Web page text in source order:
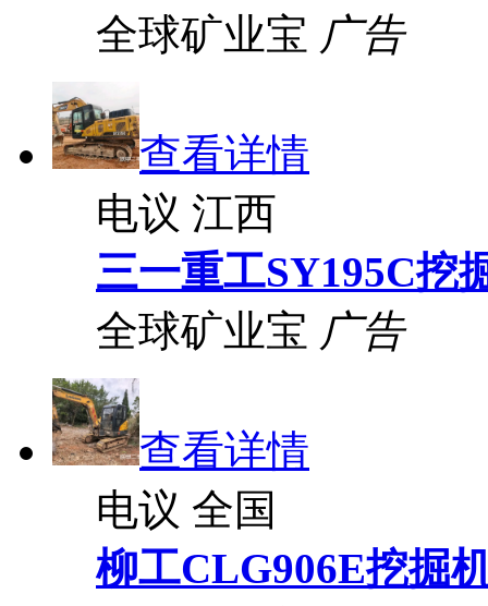
全球矿业宝 广告
查看详情
电议 江西
三一重工SY195C挖
全球矿业宝 广告
查看详情
电议 全国
柳工CLG906E挖掘